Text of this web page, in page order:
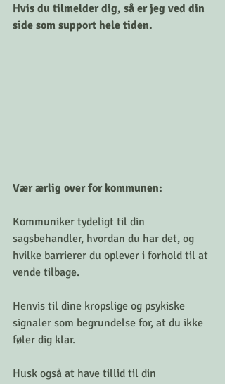
Hvis du tilmelder dig, så er jeg ved din
side som support hele tiden.
Vær ærlig over for kommunen:
Kommuniker tydeligt til din
sagsbehandler, hvordan du har det, og
hvilke barrierer du oplever i forhold til at
vende tilbage.
Henvis til dine kropslige og psykiske
signaler som begrundelse for, at du ikke
føler dig klar.
Husk også at have tillid til din